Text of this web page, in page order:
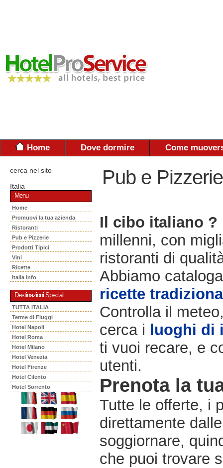
Home Dove dormire Come
cerca nel sito
Italia
Menu
Home
Promuovi la tua azienda
Ristoranti
Pub e Pizzerie
Prodotti Tipici
Vini
Ricette
Italia Info
Destinazioni Speciali
TUTTA ITALIA
Terme di Fiuggi
Hotel Napoli
Hotel Roma
Hotel Milano
Hotel Venezia
Hotel Firenze
Hotel Cilento
Hotel Sorrento
Pub e Pizzerie
Il cibo italiano ?
millenni, con
ristoranti di
Abbiamo
ricette
Controlla il
cerca i luoghi di
ti vuoi recare, e
utenti.
Prenota la
Tutte le offerte, i
direttamente
soggiornare,
che puoi trovare